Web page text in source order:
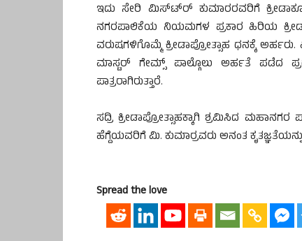
ಇದು ಸೇರಿ ಮಿಸ್ಟ್‍ರ್ ಕುಮಾರರವರಿಗೆ
ನಗರಪಾಲಿಕೆಯ ನಿಯಮಗಳ ಪ್ರಕಾರ ಹಿರಿಯ
ವರುಷಗಳಿಗೊಮ್ಮೆ ಕ್ರೀಡಾಪ್ರೋತ್ಸಾಹ ಧನಕ್ಕೆ
ಮಾಸ್ಟರ್ ಗೇಮ್ಸ್ ಪಾಲ್ಗೊಲು ಅರ್ಹತೆ ಪಡೆದ
ಪಾತ್ರರಾಗಿರುತ್ತಾರೆ.
ಸದ್ರಿ ಕ್ರೀಡಾಪ್ರೋತ್ಸಾಹಕ್ಕಾಗಿ ಶ್ರಮಿಸಿದ
ಹೆಗ್ದೆಯವರಿಗೆ ಮಿ. ಕುಮಾರ್‍ರವರು ಅನಂತ ಕೃತಜ್ಞತೆಯನ್ನು
Spread the love